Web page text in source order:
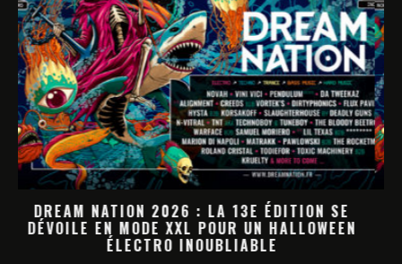
DREAM NATION 2026 : LA PROGRAMMATION
HALLOWEEN PREND FORME